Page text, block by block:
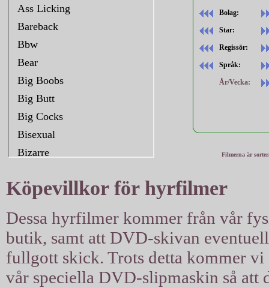
Bolag:
Star:
Regissör:
Språk:
År/Vecka:
Filmerna är
Köpevillkor för hyrfilmer
Dessa hyrfilmer kommer från vår
butik, samt att DVD-skivan
fullgott skick. Trots detta kommer
vår speciella DVD-slipmaskin så